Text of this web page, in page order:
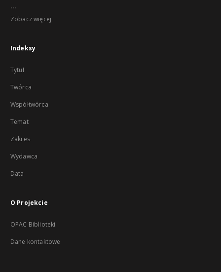
...
Zobacz więcej
Indeksy
Tytuł
Twórca
Współtwórca
Temat
Zakres
Wydawca
Data
O Projekcie
OPAC Biblioteki
Dane kontaktowe